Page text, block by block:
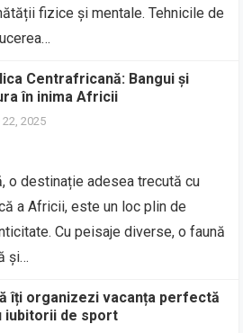
fizice și mentale. Tehnicile de
Centrafricană: Bangui și
în inima Africii
2025
o destinație adesea trecută cu
a Africii, este un loc plin de
Cu peisaje diverse, o faună
și…
îți organizezi vacanța perfectă
iubitorii de sport